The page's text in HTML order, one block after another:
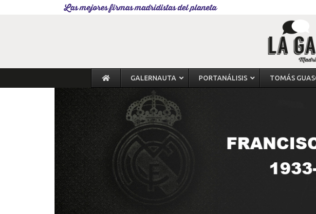
Las mejores firmas madridistas del planeta
GALERNAUTA PORTANÁLISIS TOMÁS